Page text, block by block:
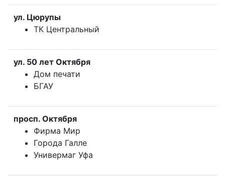
ул. Цюрупы
ТК Центральный
ул. 50 лет Октября
Дом печати
БГАУ
просп. Октября
Фирма Мир
Города Галле
Универмаг Уфа